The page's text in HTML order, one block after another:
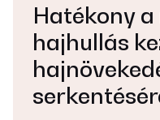
Hatékony
hajhullás